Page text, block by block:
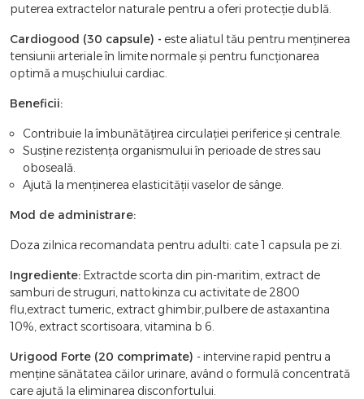
puterea extractelor naturale pentru a oferi protecție dublă.
Cardiogood (30 capsule) - este aliatul tău pentru menținerea
tensiunii arteriale în limite normale și pentru funcționarea
optimă a mușchiului cardiac.
Beneficii:
Contribuie la îmbunătățirea circulației periferice și centrale.
Susține rezistența organismului în perioade de stres sau
oboseală.
Ajută la menținerea elasticității vaselor de sânge.
Mod de administrare:
Doza zilnica recomandata pentru adulti: cate 1 capsula pe zi.
Ingrediente: Extractde scorta din pin-maritim, extract de
samburi de struguri, nattokinza cu activitate de 2800
flu,extract tumeric, extract ghimbir,pulbere de astaxantina
10%, extract scortisoara, vitamina b 6.
Urigood Forte (20 comprimate) - intervine rapid pentru a
menține sănătatea căilor urinare, având o formulă concentrată
care ajută la eliminarea disconfortului.